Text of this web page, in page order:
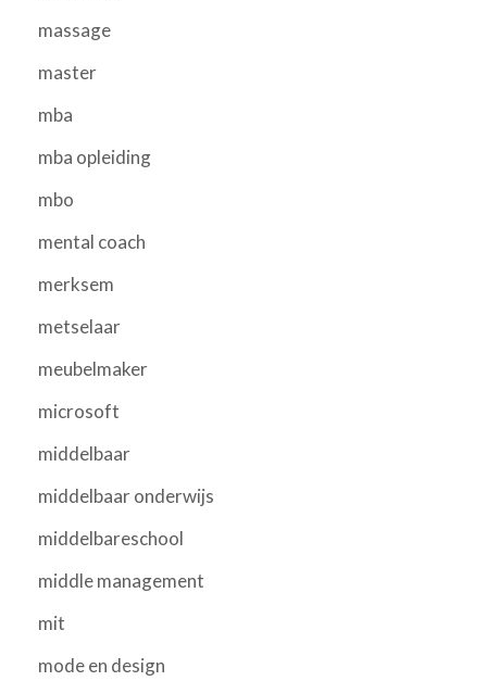
massage
master
mba
mba opleiding
mbo
mental coach
merksem
metselaar
meubelmaker
microsoft
middelbaar
middelbaar onderwijs
middelbareschool
middle management
mit
mode en design